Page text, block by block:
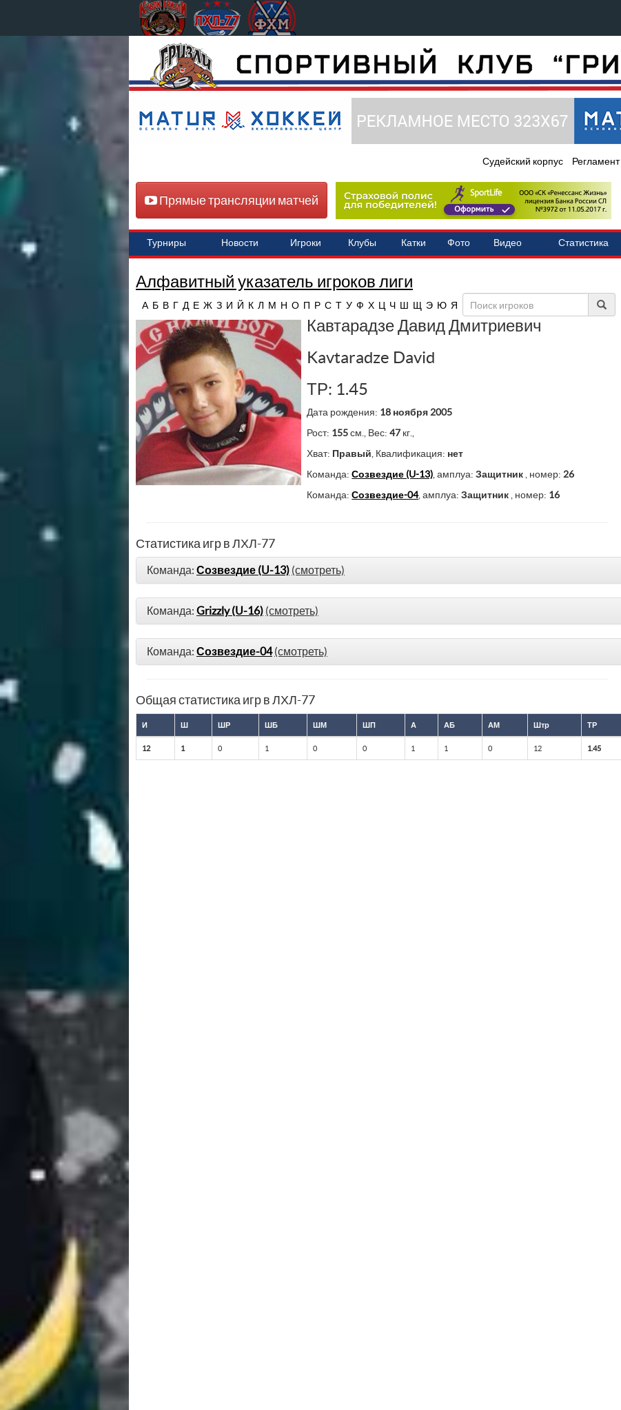
Судейский корпус Регламент
Прямые трансляции матчей
Турниры Новости Игроки Клубы Катки Фото Видео Статистика
Алфавитный указатель игроков лиги
А Б В Г Д Е Ж З И Й К Л М Н О П Р С Т У Ф Х Ц Ч Ш Щ Э Ю Я
Кавтарадзе Давид Дмитриевич
Kavtaradze David
ТР: 1.45
Дата рождения: 18 ноября 2005
Рост: 155см., Вес:47 кг.,
Хват: Правый , Квалификация: нет
Команда:Созвездие (U-13) , амплуа:Защитник , номер: 26
Команда:Созвездие-04, амплуа:Защитник , номер: 16
Статистика игр в ЛХЛ-77
Команда: Созвездие (U-13) (смотреть)
Команда: Grizzly (U-16) (смотреть)
Команда: Созвездие-04 (смотреть)
Общая статистика игр в ЛХЛ-77
И Ш ШР ШБ ШМ ШП А АБ АМ Штр ТР
12 1 0 1 0 0 1 1 0 12 1.45